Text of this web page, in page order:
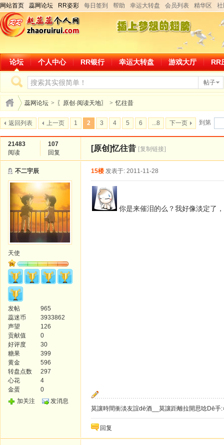
网站首页 蕊网论坛 RR姿彩 每日签到 帮助 幸运大转盘 会员列表 精华区
论坛 个人中心 RR银行 幸运大转盘 游戏大厅 RR
帖子
蕊网论坛 > 〖原创·阅读天地〗 > 忆往昔
返回列表 上一页 1 2 3 4 5 6 ...8 下一页 到第
21483
阅读
107
回复
[原创]忆往昔 [复制链接]
不二宇辰
天使
发帖
965
蕊迷币
3933862
声望
126
贡献值
0
好评度
30
糖果
399
黄金
596
转盘点数
297
心花
4
金蛋
0
加关注
发消息
15楼 发表于: 2011-11-28
你是来催泪的么？我好像淡定了
莫讓時間衝淡友誼dē酒__莫讓距離拉開思唸Dē手:
回复